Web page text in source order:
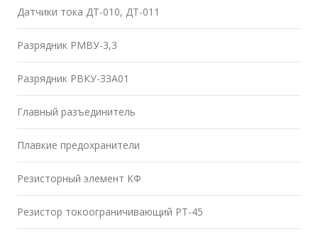
Датчики тока ДТ-010, ДТ-011
Разрядник РМВУ-3,3
Разрядник РВКУ-ЗЗА01
Главный разъединитель
Плавкие предохранители
Резисторный элемент КФ
Резистор токоограничивающий РТ-45